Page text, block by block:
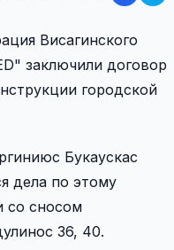
Висагинского
заключили договор
городской
Букаускас
дела по этому
со сносом
36, 40.